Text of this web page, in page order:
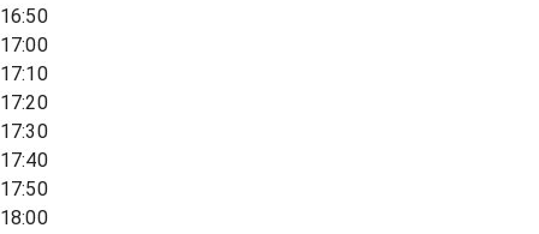
16:50
17:00
17:10
17:20
17:30
17:40
17:50
18:00